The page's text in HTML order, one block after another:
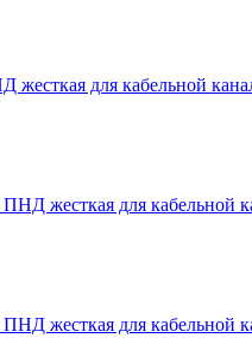
жесткая для кабельной
ПНД жесткая для
ПНД жесткая для